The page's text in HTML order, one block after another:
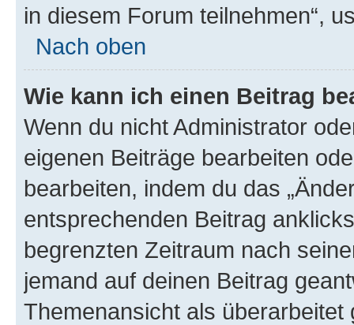
in diesem Forum teilnehmen“,
Nach oben
Wie kann ich einen Beitrag
Wenn du nicht Administrator
eigenen Beiträge bearbeiten
bearbeiten, indem du das
entsprechenden Beitrag
begrenzten Zeitraum nach
jemand auf deinen Beitrag
Themenansicht als